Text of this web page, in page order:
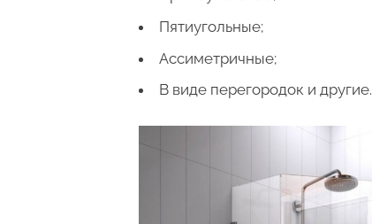
Пятиугольные;
Ассиметричные;
В виде перегородок и другие.